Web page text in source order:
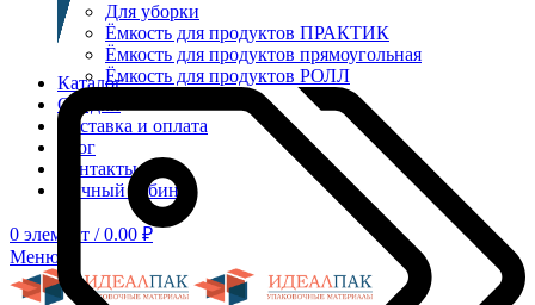
Каталог
Скидки
Доставка и оплата
Блог
Контакты
Личный кабинет
0 элемент / 0.00 ₽
Меню
Для уборки
Ёмкость для продуктов ПРАКТИК
Ёмкость для продуктов прямоугольная
Ёмкость для продуктов РОЛЛ